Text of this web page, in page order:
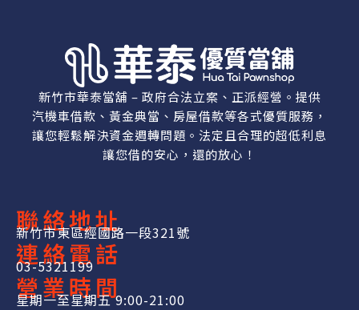
新竹市華泰當舖 – 政府合法立案、正派經營。提供
汽機車借款、黃金典當、房屋借款等各式優質服務，
讓您輕鬆解決資金週轉問題。法定且合理的超低利息
讓您借的安心，還的放心！
聯絡地址
新竹市東區經國路一段321號
連絡電話
03-5321199
營業時間
星期一至星期五 9:00-21:00